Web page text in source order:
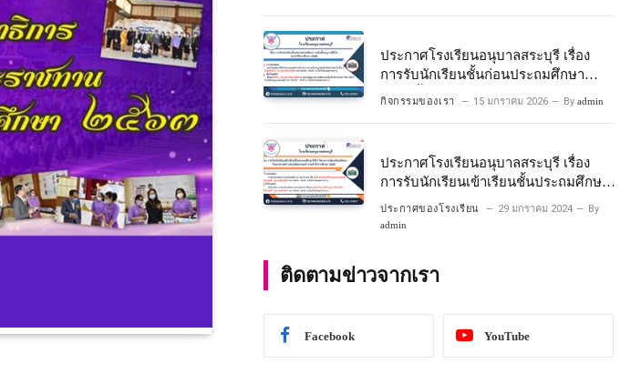
ประกาศโรงเรียนอนุบาลสระบุรี เรื่อง
การรับนักเรียนชั้นก่อนประถมศึกษา
ระดับชั้นอนุบาลปีที่ ๒ ประจำปีการศึกษา
กิจกรรมของเรา 15 มกราคม 2026 By admin
ประกาศโรงเรียนอนุบาลสระบุรี เรื่อง
การรับนักเรียนเข้าเรียนชั้นประถมศึกษา
ปีที่ 1 โครงการห้องเรียนพิเศษ
วิทยาศาสตร์ และคณิตศาสตร์ ประจําปี
ประกาศของโรงเรียน 29 มกราคม 2024 By
admin
ติดตามข่าวจากเรา
Facebook YouTube